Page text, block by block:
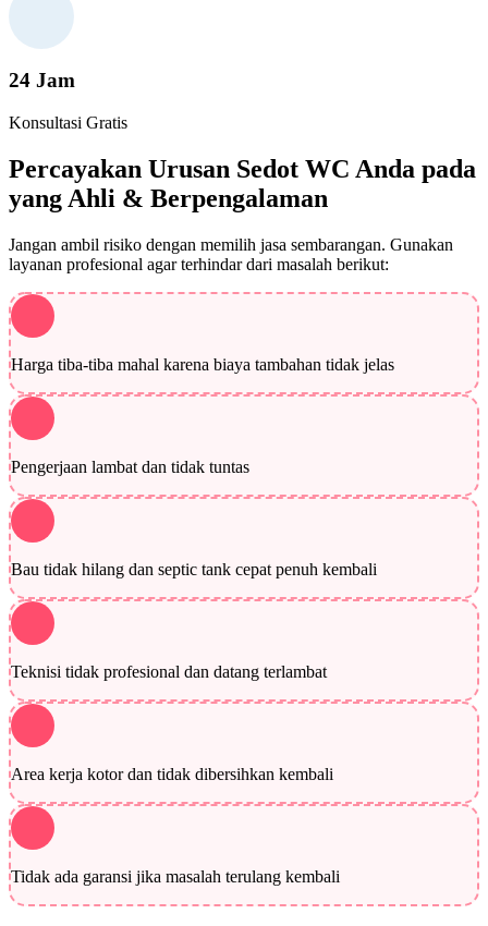
24 Jam
Konsultasi Gratis
Percayakan Urusan Sedot WC Anda pada
yang Ahli & Berpengalaman
Jangan ambil risiko dengan memilih jasa sembarangan. Gunakan
layanan profesional agar terhindar dari masalah berikut:
Harga tiba-tiba mahal karena biaya tambahan tidak jelas
Pengerjaan lambat dan tidak tuntas
Bau tidak hilang dan septic tank cepat penuh kembali
Teknisi tidak profesional dan datang terlambat
Area kerja kotor dan tidak dibersihkan kembali
Tidak ada garansi jika masalah terulang kembali